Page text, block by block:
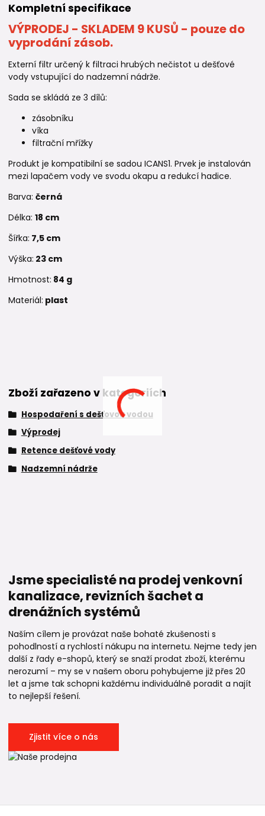
Kompletní specifikace
VÝPRODEJ - SKLADEM 9 KUSŮ - pouze do
vyprodání zásob.
Externí filtr určený k filtraci hrubých nečistot u dešťové
vody vstupující do nadzemní nádrže.
Sada se skládá ze 3 dílů:
zásobníku
víka
filtrační mřížky
Produkt je kompatibilní se sadou ICANS1. Prvek je instalován
mezi lapačem vody ve svodu okapu a redukcí hadice.
Barva: černá
Délka: 18 cm
Šířka: 7,5 cm
Výška: 23 cm
Hmotnost: 84 g
Materiál: plast
Zboží zařazeno v kategoriích
Hospodaření s dešťovou vodou
Výprodej
Retence dešťové vody
Nadzemní nádrže
Jsme specialisté na prodej venkovní
kanalizace, revizních šachet a
drenážních systémů
Naším cílem je provázat naše bohaté zkušenosti s
pohodlností a rychlostí nákupu na internetu. Nejme tedy jen
další z řady e-shopů, který se snaží prodat zboží, kterému
nerozumí – my se v našem oboru pohybujeme již přes 20
let a jsme tak schopni každému individuálně poradit a najít
to nejlepší řešení.
Zjistit více o nás